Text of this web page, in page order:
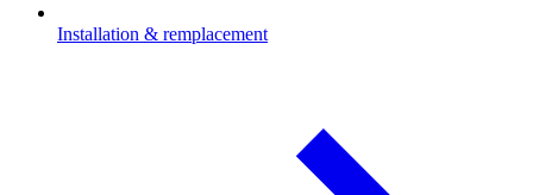
Installation & remplacement